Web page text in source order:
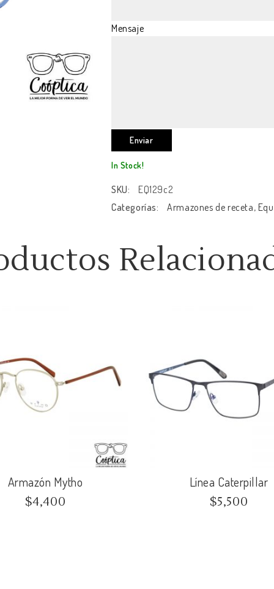
Mensaje
In Stock!
SKU:
EQ129c2
Categorías:
Armazones de receta,
Armazón Mytho
$4,400
Línea Caterpillar
$5,500